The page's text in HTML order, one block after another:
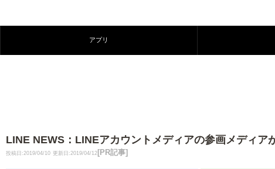
アプリ
LINE NEWS：LINEアカウントメディアの参画メディ
投稿日:2019/04/10 更新日:2019/04/12 [PR記事]